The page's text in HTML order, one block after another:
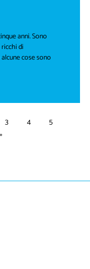
anni. Sono
di
cose sono
3 4
5